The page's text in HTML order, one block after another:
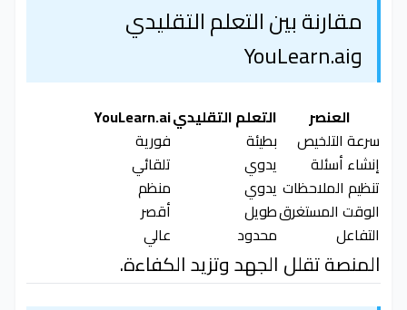
مقارنة بين التعلم التقليدي
وYouLearn.ai
العنصر التعلم التقليديYouLearn.ai
سرعة التلخيص
بطيئة
فورية
إنشاء أسئلة
يدوي
تلقائي
تنظيم الملاحظات يدوي
منظم
الوقت المستغرقطويل
أقصر
التفاعل
محدود عالي
المنصة تقلل الجهد وتزيد الكفاءة.